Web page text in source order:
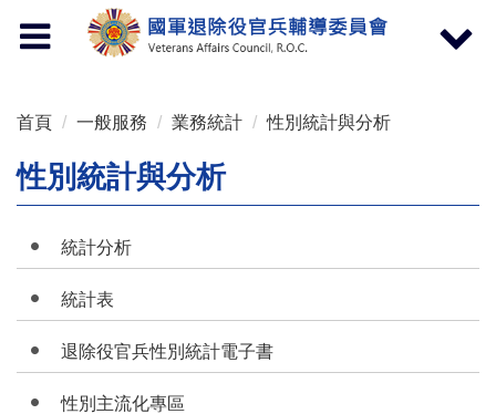
Toggle
navigation
Toggle
首頁 一般服務 業務統計 性別統計與分析
性別統計與分析
統計分析
統計表
退除役官兵性別統計電子書
性別主流化專區